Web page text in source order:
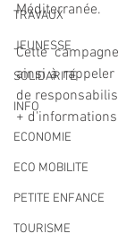
TRAVAUX
JEUNESSE
SOLIDARITÉ
INFO
ECONOMIE
ECO MOBILITE
PETITE ENFANCE
TOURISME
Méditerranée.
Cette
ainsi à
de
+